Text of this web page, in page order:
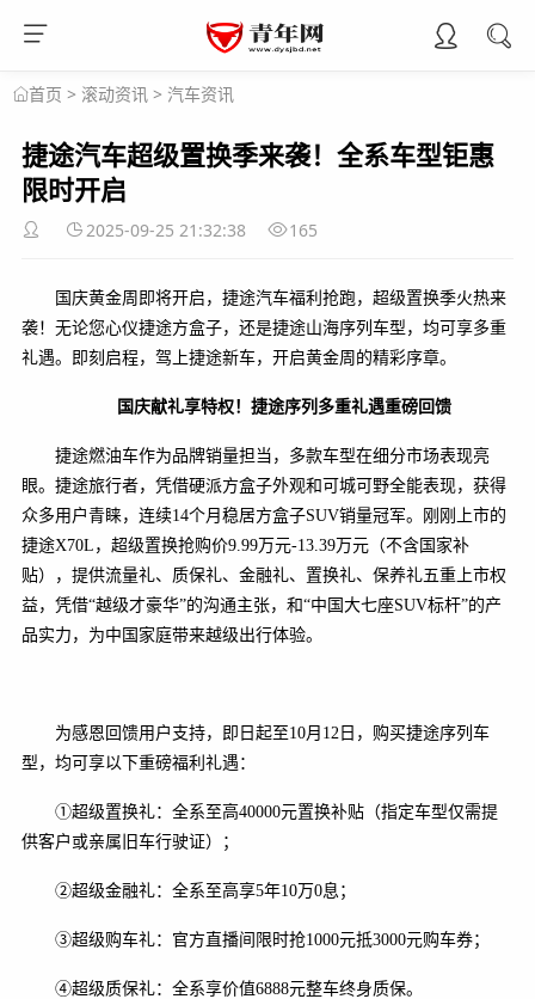
首页 > 滚动资讯 > 汽车资讯
捷途汽车超级置换季来袭！全系车型钜惠
限时开启
2025-09-25 21:32:38 165
国庆黄金周即将开启，捷途汽车福利抢跑，超级置换季火热来
袭！无论您心仪捷途方盒子，还是捷途山海序列车型，均可享多重
礼遇。即刻启程，驾上捷途新车，开启黄金周的精彩序章。
国庆献礼享特权！捷途序列多重礼遇重磅回馈
捷途燃油车作为品牌销量担当，多款车型在细分市场表现亮
眼。捷途旅行者，凭借硬派方盒子外观和可城可野全能表现，获得
众多用户青睐，连续14个月稳居方盒子SUV销量冠军。刚刚上市的
捷途X70L，超级置换抢购价9.99万元-13.39万元（不含国家补
贴），提供流量礼、质保礼、金融礼、置换礼、保养礼五重上市权
益，凭借“越级才豪华”的沟通主张，和“中国大七座SUV标杆”的产
品实力，为中国家庭带来越级出行体验。
为感恩回馈用户支持，即日起至10月12日，购买捷途序列车
型，均可享以下重磅福利礼遇：
①超级置换礼：全系至高40000元置换补贴（指定车型仅需提
供客户或亲属旧车行驶证）；
②超级金融礼：全系至高享5年10万0息；
③超级购车礼：官方直播间限时抢1000元抵3000元购车券；
④超级质保礼：全系享价值6888元整车终身质保。